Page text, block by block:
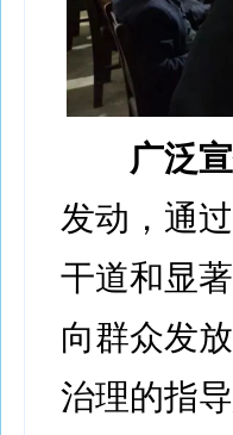
广泛
发动，通
干道和显
向群众发
治理的指